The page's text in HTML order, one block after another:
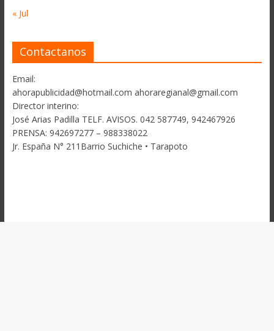
« Jul
Contactanos
Email:
ahorapublicidad@hotmail.com ahoraregianal@gmail.com
Director interino:
José Arias Padilla TELF. AVISOS. 042 587749, 942467926
PRENSA: 942697277 – 988338022
Jr. España N° 211Barrio Suchiche • Tarapoto